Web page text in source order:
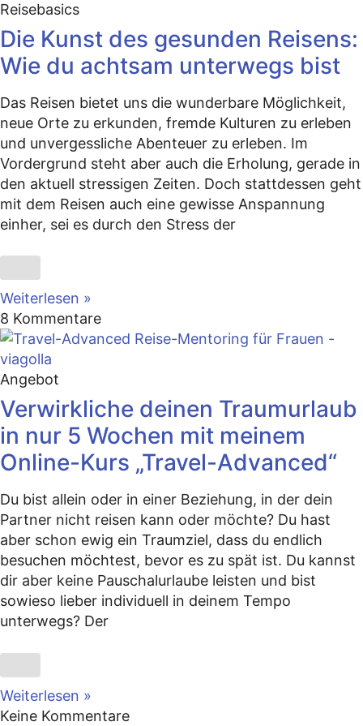
Reisebasics
Die Kunst des gesunden Reisens:
Wie du achtsam unterwegs bist
Das Reisen bietet uns die wunderbare Möglichkeit,
neue Orte zu erkunden, fremde Kulturen zu erleben
und unvergessliche Abenteuer zu erleben. Im
Vordergrund steht aber auch die Erholung, gerade in
den aktuell stressigen Zeiten. Doch stattdessen geht
mit dem Reisen auch eine gewisse Anspannung
einher, sei es durch den Stress der
Weiterlesen »
8 Kommentare
Angebot
Verwirkliche deinen Traumurlaub
in nur 5 Wochen mit meinem
Online-Kurs „Travel-Advanced“
Du bist allein oder in einer Beziehung, in der dein
Partner nicht reisen kann oder möchte? Du hast
aber schon ewig ein Traumziel, dass du endlich
besuchen möchtest, bevor es zu spät ist. Du kannst
dir aber keine Pauschalurlaube leisten und bist
sowieso lieber individuell in deinem Tempo
unterwegs? Der
Weiterlesen »
Keine Kommentare